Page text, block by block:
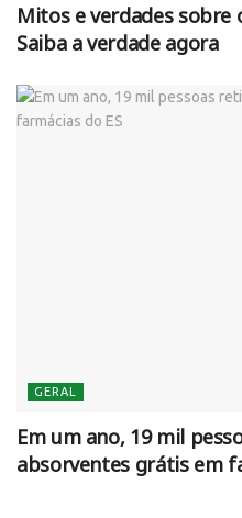
Mitos e verdades sobre
Saiba a verdade agora
GERAL
Em um ano, 19 mil
absorventes grátis em